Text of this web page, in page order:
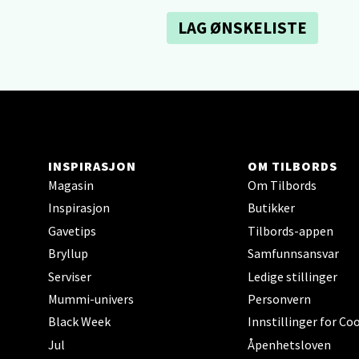
LAG ØNSKELISTE
INSPIRASJON
Magasin
Inspirasjon
Gavetips
Bryllup
Serviser
Mummi-univers
Black Week
Jul
OM TILBORDS
Om Tilbords
Butikker
Tilbords-appen
Samfunnsansvar
Ledige stillinger
Personvern
Innstillinger for
Åpenhetsloven
Åpent i
Ski
Ski